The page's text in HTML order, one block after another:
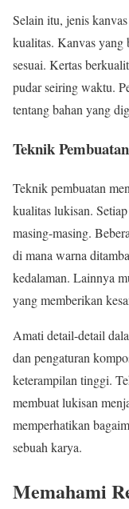
Selain itu, jenis
kualitas. Kanvas yang
sesuai. Kertas
pudar seiring waktu.
tentang bahan yang
Teknik
Teknik pembuatan
kualitas lukisan.
masing-masing.
di mana warna
kedalaman. Lainnya
yang memberikan
Amati detail-detail
dan pengaturan
keterampilan tinggi.
membuat lukisan
memperhatikan
sebuah karya.
Memahami